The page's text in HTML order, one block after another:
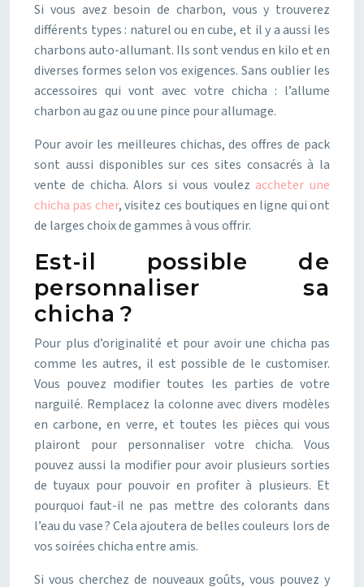
Si vous avez besoin de charbon, vous y trouverez
différents types : naturel ou en cube, et il y a aussi les
charbons auto-allumant. Ils sont vendus en kilo et en
diverses formes selon vos exigences. Sans oublier les
accessoires qui vont avec votre chicha : l’allume
charbon au gaz ou une pince pour allumage.
Pour avoir les meilleures chichas, des offres de pack
sont aussi disponibles sur ces sites consacrés à la
vente de chicha. Alors si vous voulez accheter une
chicha pas cher, visitez ces boutiques en ligne qui ont
de larges choix de gammes à vous offrir.
Est-il possible de
personnaliser sa
chicha ?
Pour plus d’originalité et pour avoir une chicha pas
comme les autres, il est possible de le customiser.
Vous pouvez modifier toutes les parties de votre
narguilé. Remplacez la colonne avec divers modèles
en carbone, en verre, et toutes les pièces qui vous
plairont pour personnaliser votre chicha. Vous
pouvez aussi la modifier pour avoir plusieurs sorties
de tuyaux pour pouvoir en profiter à plusieurs. Et
pourquoi faut-il ne pas mettre des colorants dans
l’eau du vase ? Cela ajoutera de belles couleurs lors de
vos soirées chicha entre amis.
Si vous cherchez de nouveaux goûts, vous pouvez y